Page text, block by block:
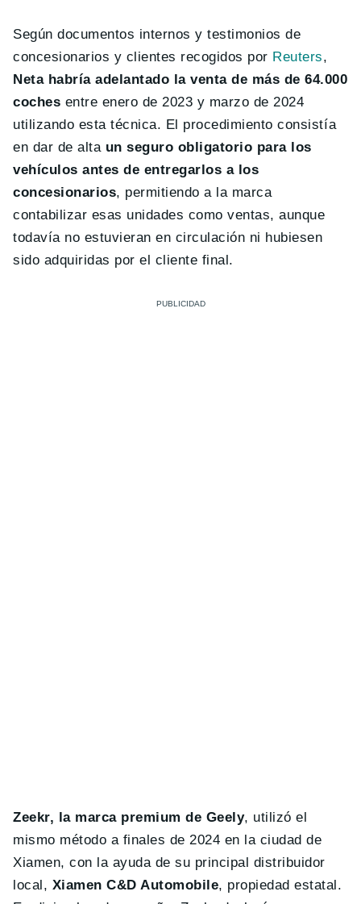
Según documentos internos y testimonios de
concesionarios y clientes recogidos por Reuters,
Neta habría adelantado la venta de más de 64.000
coches entre enero de 2023 y marzo de 2024
utilizando esta técnica. El procedimiento consistía
en dar de altaun seguro obligatorio para los
vehículos antes de entregarlos a los
concesionarios, permitiendo a la marca
contabilizar esas unidades como ventas, aunque
todavía no estuvieran en circulación ni hubiesen
sido adquiridas por el cliente final.
Zeekr, la marca premium de Geely, utilizó el
mismo método a finales de 2024 en la ciudad de
Xiamen, con la ayuda de su principal distribuidor
local, Xiamen C&D Automobile, propiedad estatal.